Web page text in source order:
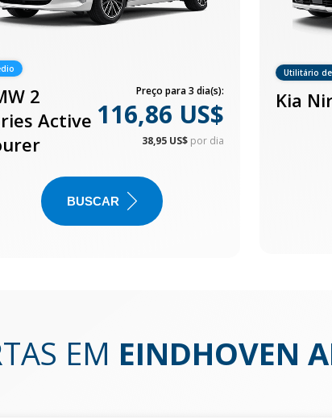
2
Active
Preço para 3 dia(s):
116,86 US$
38,95 US$ por dia
BUSCAR
Utilitário
Kia
EM EINDHOVEN